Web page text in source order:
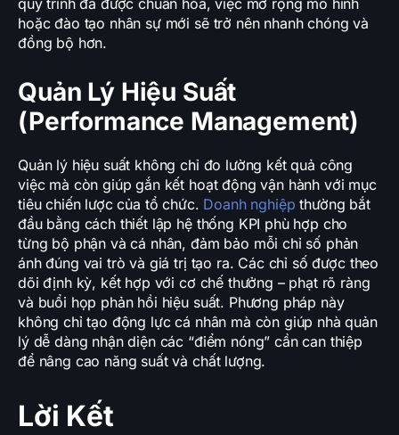
quy trình đã được chuẩn hóa, việc mở rộng mô hình
hoặc đào tạo nhân sự mới sẽ trở nên nhanh chóng và
đồng bộ hơn.
Quản Lý Hiệu Suất
(Performance Management)
Quản lý hiệu suất không chỉ đo lường kết quả công
việc mà còn giúp gắn kết hoạt động vận hành với mục
tiêu chiến lược của tổ chức. Doanh nghiệp thường bắt
đầu bằng cách thiết lập hệ thống KPI phù hợp cho
từng bộ phận và cá nhân, đảm bảo mỗi chỉ số phản
ánh đúng vai trò và giá trị tạo ra. Các chỉ số được theo
dõi định kỳ, kết hợp với cơ chế thưởng – phạt rõ ràng
và buổi họp phản hồi hiệu suất. Phương pháp này
không chỉ tạo động lực cá nhân mà còn giúp nhà quản
lý dễ dàng nhận diện các “điểm nóng” cần can thiệp
để nâng cao năng suất và chất lượng.
Lời Kết